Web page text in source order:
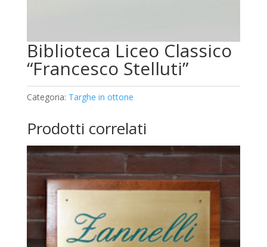
Biblioteca Liceo Classico
“Francesco Stelluti”
Categoria: Targhe in ottone
Prodotti correlati